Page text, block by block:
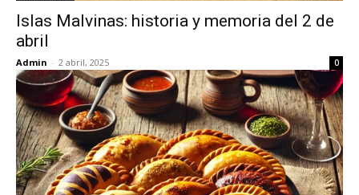
Islas Malvinas: historia y memoria del 2 de
abril
Admin - 2 abril, 2025 0